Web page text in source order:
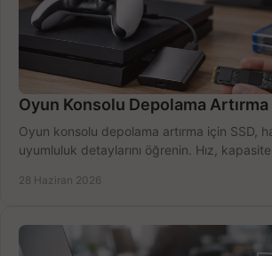
Oyun Konsolu Depolama
Oyun konsolu depolama artırma için SSD,
uyumluluk detaylarını öğrenin. Hız,
28 Haziran 2026